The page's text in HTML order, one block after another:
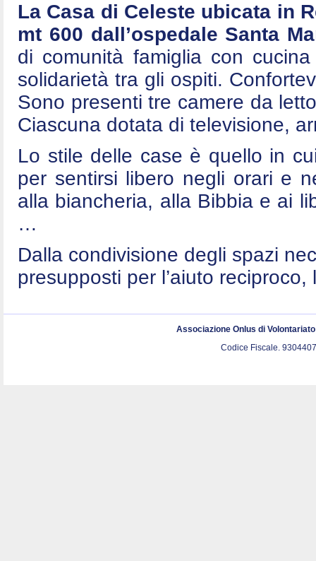
La Casa di Celeste ubicata in
mt 600 dall’ospedale Santa
di comunità famiglia con
solidarietà tra gli ospiti.
Sono presenti tre camere da
Ciascuna dotata di televisione,
Lo stile delle case è quello in
per sentirsi libero negli orari e
alla biancheria, alla Bibbia e ai
…
Dalla condivisione degli spazi
presupposti per l’aiuto
Associazione Onlus di
Codice Fiscale.